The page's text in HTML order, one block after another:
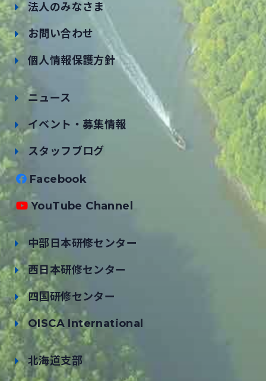
法人のみなさま
お問い合わせ
個人情報保護方針
ニュース
イベント・募集情報
スタッフブログ
Facebook
YouTube Channel
中部日本研修センター
西日本研修センター
四国研修センター
OISCA International
北海道支部